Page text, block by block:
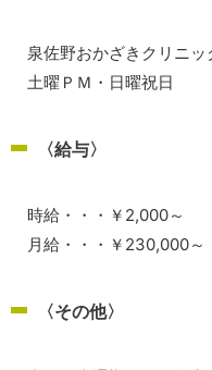
泉佐野おかざきクリニッ
土曜ＰＭ・日曜祝日
〈給与〉
時給・・・￥2,000～
月給・・・￥230,000～
〈その他〉